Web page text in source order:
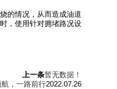
的情况，从而造成油道
，使用针对拥堵路况设
上一条暂无数据！
，一路前行2022.07.26